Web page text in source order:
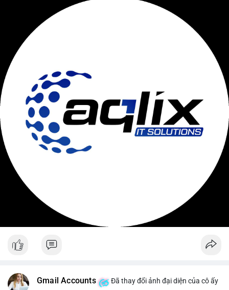
Gmail Accounts Đã thay đổi ảnh đại diện của cô ấy